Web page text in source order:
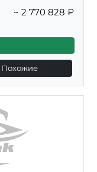
~ 2 770 828 ₽
Похожие